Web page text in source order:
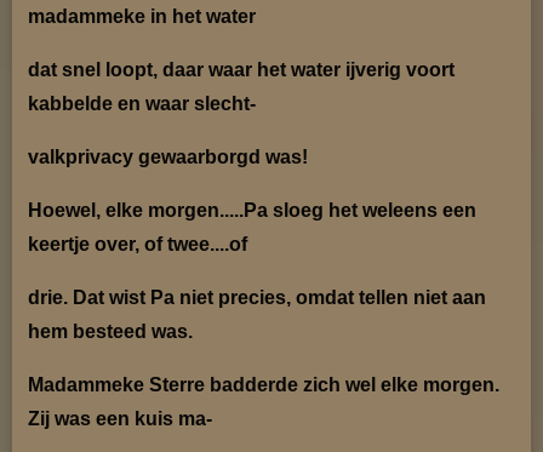
madammeke in het water
dat snel loopt, daar waar het water ijverig voort
kabbelde en waar slecht-
valkprivacy gewaarborgd was!
Hoewel, elke morgen.....Pa sloeg het weleens een
keertje over, of twee....of
drie. Dat wist Pa niet precies, omdat tellen niet aan
hem besteed was.
Madammeke Sterre badderde zich wel elke morgen.
Zij was een kuis ma-